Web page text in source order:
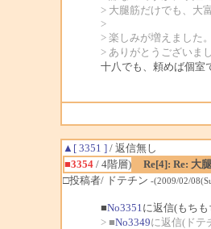
> 大腿筋だけでも、大
>
> 楽しみが増えました。
> ありがとうございまし
十八でも、頼めば個室
▲[ 3351 ]/ 返信無し
■3354/ 4階層)
Re[4]: Re: 大
□投稿者/ ドテチン -(2009/02/
■No3351 に返信(もち
> ■No3349に返信(ドテ